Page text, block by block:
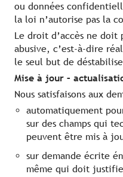
ou données
la loi n’autorise pas la
Le droit d’accès ne doit
abusive, c’est-à-dire
le seul but de
Mise à jour –
Nous satisfaisons aux
automatiquement
sur des champs qui
peuvent être mis à
sur demande écrite
même qui doit